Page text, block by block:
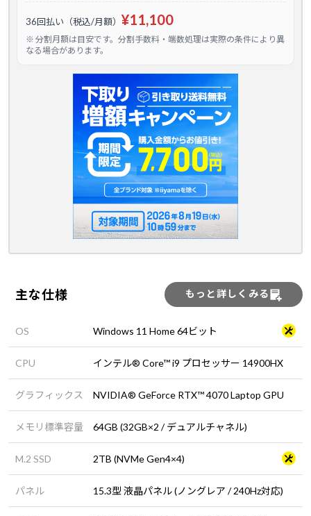
36回払い（税込/月額） ¥11,100
※ 分割月額は目安です。分割手数料・端数処理は実際の条件により異
なる場合があります。
主な仕様 もっと詳しくみる
OS Windows 11 Home 64ビット
CPU インテル® Core™ i9 プロセッサー 14900HX
グラフィックス NVIDIA® GeForce RTX™ 4070 Laptop GPU
メモリ標準容量 64GB (32GB×2 / デュアルチャネル)
M.2 SSD 2TB (NVMe Gen4×4)
パネル 15.3型 液晶パネル (ノングレア / 240Hz対応)